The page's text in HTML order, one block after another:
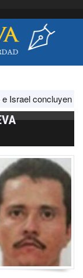
concluyen